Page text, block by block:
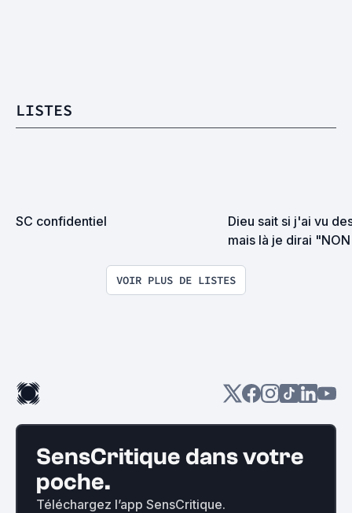
LISTES
SC confidentiel
Dieu sait si j'ai vu
mais là je dirai
VOIR PLUS DE LISTES
SensCritique dans votre
poche.
Téléchargez l’app SensCritique.